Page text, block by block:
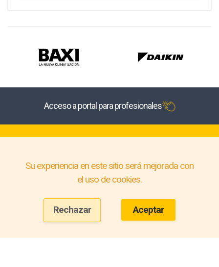
Acceso a portal para profesionales
Su experiencia en este sitio será mejorada con
el uso de cookies.
Rechazar Aceptar